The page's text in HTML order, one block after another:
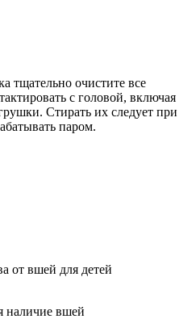
тщательно очистите все
с головой, включая
Стирать их следует при
паром.
от вшей для детей
наличие вшей